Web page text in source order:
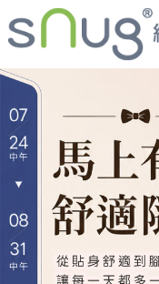
10秒除臭襪領
【18週年慶】